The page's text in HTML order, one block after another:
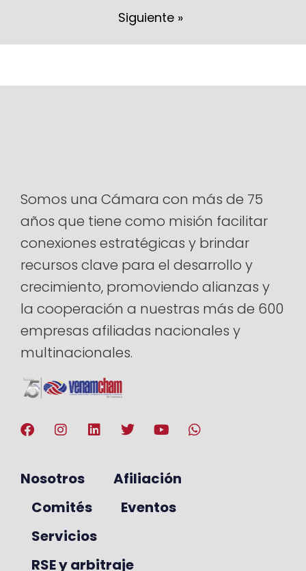
Siguiente »
Somos una Cámara con más de 75
años que tiene como misión facilitar
conexiones estratégicas y brindar
recursos clave para el desarrollo y
crecimiento, promoviendo alianzas y
la cooperación a nuestras más de 600
empresas afiliadas nacionales y
multinacionales.
Nosotros
Afiliación
Comités
Eventos
Servicios
RSE y arbitraje